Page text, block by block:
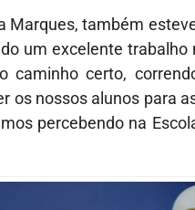
Marques, também
um excelente
caminho certo,
os nossos alunos para
percebendo na